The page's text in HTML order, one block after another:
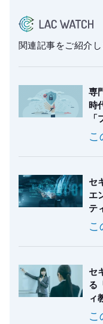
関連記事をご紹介
専
時
セ
エ
テ
セ
る
ィ